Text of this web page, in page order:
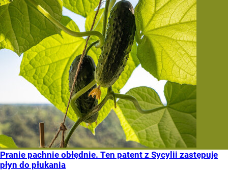
Pranie pachnie obłędnie. Ten patent z Sycylii zastępuje
płyn do płukania